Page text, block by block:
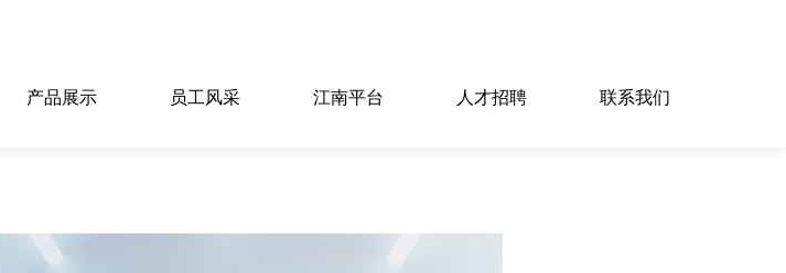
产品展示 员工风采 江南平台 人才招聘 联系我们